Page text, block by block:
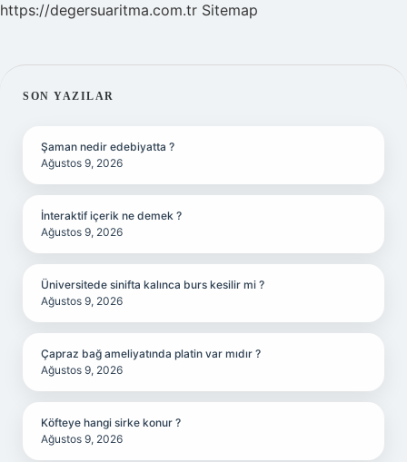
https://degersuaritma.com.tr Sitemap
SIDEBAR
SON YAZILAR
Şaman nedir edebiyatta ?
Ağustos 9, 2026
İnteraktif içerik ne demek ?
Ağustos 9, 2026
Üniversitede sinifta kalınca burs kesilir mi ?
Ağustos 9, 2026
Çapraz bağ ameliyatında platin var mıdır ?
Ağustos 9, 2026
Köfteye hangi sirke konur ?
Ağustos 9, 2026